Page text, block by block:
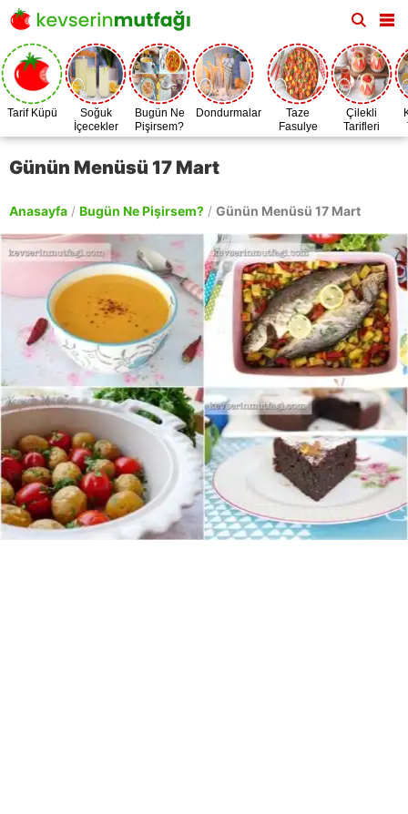
Tarif Küpü
Soğuk
İçecekler
Bugün Ne
Pişirsem?
Dondurmalar
Taze
Fasulye
Zamanı
Çilekli
Tarifleri
Günün Menüsü 17 Mart
Anasayfa / Bugün Ne Pişirsem? / Günün Menüsü 17 Mart